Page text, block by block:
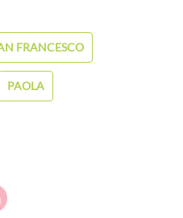
FRANCESCO
PAOLA